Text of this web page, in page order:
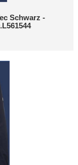
Schwarz -